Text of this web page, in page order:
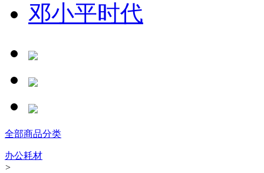
邓小平时代
全部商品分类
办公耗材
>